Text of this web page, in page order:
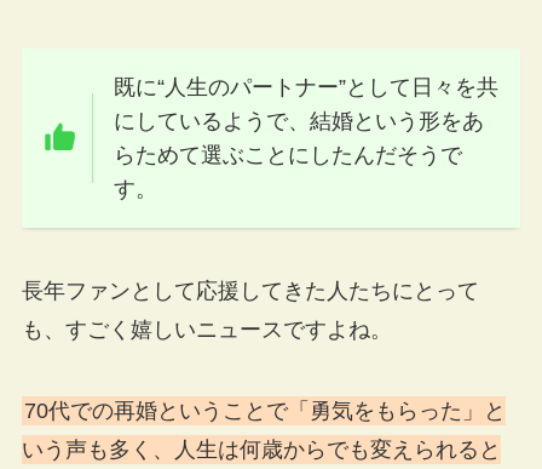
既に“人生のパートナー”として日々を共
にしているようで、結婚という形をあ
らためて選ぶことにしたんだそうで
す。
長年ファンとして応援してきた人たちにとって
も、すごく嬉しいニュースですよね。
70代での再婚ということで「勇気をもらった」と
いう声も多く、人生は何歳からでも変えられると